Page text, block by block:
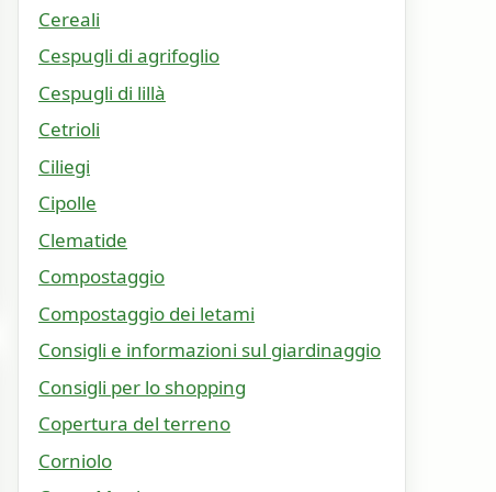
Cereali
Cespugli di agrifoglio
Cespugli di lillà
Cetrioli
Ciliegi
Cipolle
Clematide
Compostaggio
Compostaggio dei letami
Consigli e informazioni sul giardinaggio
Consigli per lo shopping
Copertura del terreno
Corniolo